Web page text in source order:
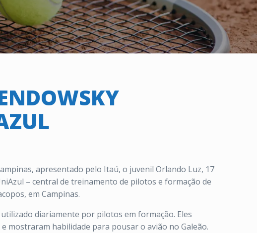
apresentado pelo Itaú, o juvenil Orlando Luz, 17
– central de treinamento de pilotos e formação de
em Campinas.
diariamente por pilotos em formação. Eles
mostraram habilidade para pousar o avião no Galeão.